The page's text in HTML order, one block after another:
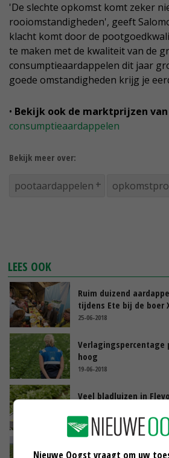
'De slechte opkomst komt zeker
rooiomstandigheden', geeft
klacht komt door de
te maken met de kwaliteit van de
consumptieaardappelen dit jaar
goede omstandigheden krijg je
• Bekijk ook de marktprijzen van
consumptieaardappelen
Bekijk meer over:
pootaardappelen
LEES OOK
Ruim duizend
tijdens Ete bij de boer
25-06-2018
hoog
19-06-2018
Veel bladluizen in
08-06-2018
Nieuwe Oogst vraagt om uw